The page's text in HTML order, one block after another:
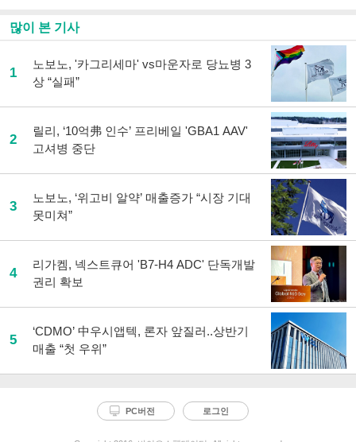
많이 본 기사
1
노보노, '카그리세마' vs마운자로 당뇨병 3
상 “실패”
2
릴리, ‘10억弗 인수’ 프리베일 'GBA1 AAV'
고셔병 중단
3
노보노, ‘위고비 알약’ 매출증가 “시장 기대
못미쳐”
4
리가켐, 넥스트큐어 'B7-H4 ADC' 단독개발
권리 확보
5
‘CDMO’ 中우시앱텍, 론자 앞질러..상반기
매출 “첫 우위”
PC버전 로그인